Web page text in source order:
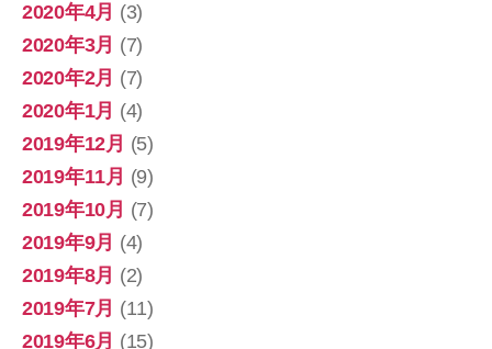
2020年4月 (3)
2020年3月 (7)
2020年2月 (7)
2020年1月 (4)
2019年12月 (5)
2019年11月 (9)
2019年10月 (7)
2019年9月 (4)
2019年8月 (2)
2019年7月 (11)
2019年6月 (15)